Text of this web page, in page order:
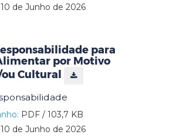
10 de Junho de 2026
para
por Motivo
Cultural
PDF / 103,7 KB
10 de Junho de 2026